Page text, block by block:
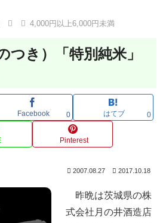
4,000円以上6,000円未満
つき）「特別純米」
Facebook 0 はてブ 0
Pinterest
2007.08.27 2017.10.18
昨晩は茨城県の株
式会社月の井酒造店